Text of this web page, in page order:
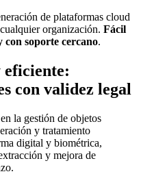
de plataformas cloud
organización. Fácil
con soporte cercano.
con validez legal
la gestión de objetos
y tratamiento
digital y biométrica,
y mejora de